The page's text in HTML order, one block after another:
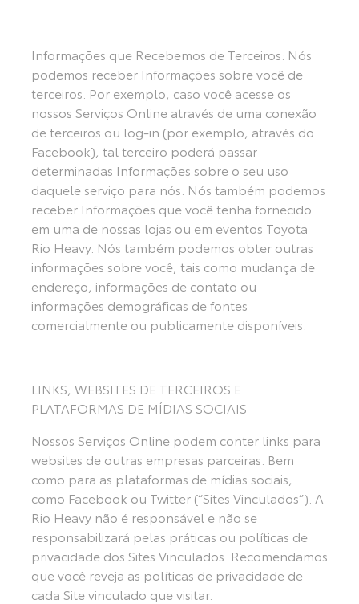
Informações que Recebemos de Terceiros: Nós
podemos receber Informações sobre você de
terceiros. Por exemplo, caso você acesse os
nossos Serviços Online através de uma conexão
de terceiros ou log-in (por exemplo, através do
Facebook), tal terceiro poderá passar
determinadas Informações sobre o seu uso
daquele serviço para nós. Nós também podemos
receber Informações que você tenha fornecido
em uma de nossas lojas ou em eventos Toyota
Rio Heavy. Nós também podemos obter outras
informações sobre você, tais como mudança de
endereço, informações de contato ou
informações demográficas de fontes
comercialmente ou publicamente disponíveis.
LINKS, WEBSITES DE TERCEIROS E
PLATAFORMAS DE MÍDIAS SOCIAIS
Nossos Serviços Online podem conter links para
websites de outras empresas parceiras. Bem
como para as plataformas de mídias sociais,
como Facebook ou Twitter (“Sites Vinculados”). A
Rio Heavy não é responsável e não se
responsabilizará pelas práticas ou políticas de
privacidade dos Sites Vinculados. Recomendamos
que você reveja as políticas de privacidade de
cada Site vinculado que visitar.